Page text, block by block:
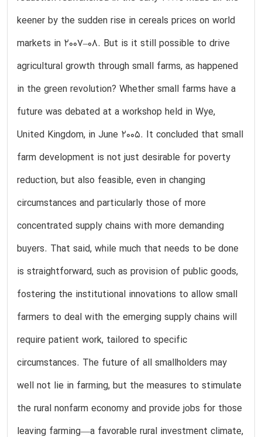
keener by the sudden rise in cereals prices on world
markets in 2007–08. But is it still possible to drive
agricultural growth through small farms, as happened
in the green revolution? Whether small farms have a
future was debated at a workshop held in Wye,
United Kingdom, in June 2005. It concluded that small
farm development is not just desirable for poverty
reduction, but also feasible, even in changing
circumstances and particularly those of more
concentrated supply chains with more demanding
buyers. That said, while much that needs to be done
is straightforward, such as provision of public goods,
fostering the institutional innovations to allow small
farmers to deal with the emerging supply chains will
require patient work, tailored to specific
circumstances. The future of all smallholders may
well not lie in farming, but the measures to stimulate
the rural nonfarm economy and provide jobs for those
leaving farming—a favorable rural investment climate,